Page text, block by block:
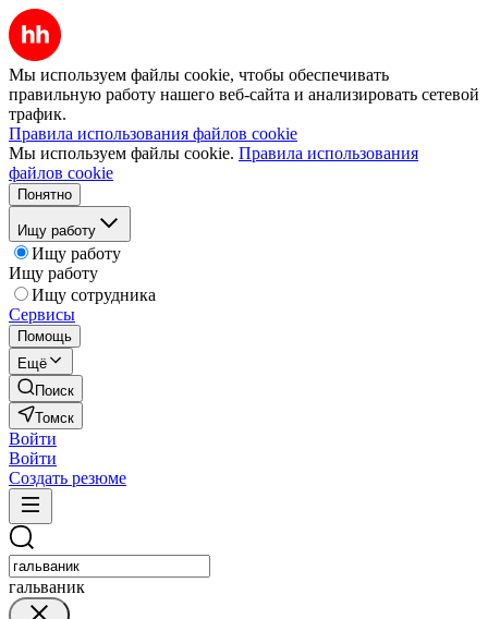
Мы используем файлы cookie, чтобы обеспечивать
правильную работу нашего веб-сайта и анализировать сетевой
трафик.
Правила использования файлов cookie
Мы используем файлы cookie. Правила использования
файлов cookie
Понятно
Ищу работу
Ищу работу
Ищу работу
Ищу сотрудника
Сервисы
Помощь
Ещё
Поиск
Томск
Войти
Войти
Создать резюме
гальваник